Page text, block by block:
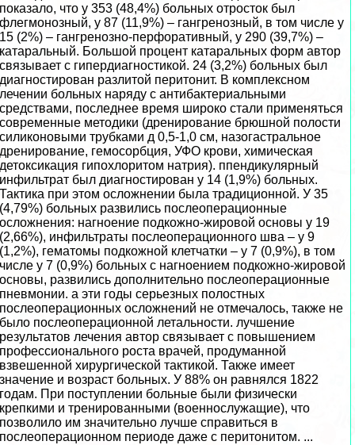
показало, что у 353 (48,4%) больных отросток был
флегмонозный, у 87 (11,9%) – гангренозный, в том числе у
15 (2%) – гангренозно-перфоративный, у 290 (39,7%) –
катаральный. Большой процент катаральных форм автор
связывает с гипердиагностикой. 24 (3,2%) больных был
диагностирован разлитой перитонит. В комплексном
лечении больных наряду с антибактериальными
средствами, последнее время широко стали применяться
современные методики (дренирование брюшной полости
силиконовыми трубками д 0,5-1,0 см, назогастральное
дренирование, гемосорбция, УФО крови, химическая
детоксикация гипохлоритом натрия). ппендикулярный
инфильтрат был диагностирован у 14 (1,9%) больных.
Тактика при этом осложнении была традиционной. У 35
(4,79%) больных развились послеоперационные
осложнения: нагноение подкожно-жировой основы у 19
(2,66%), инфильтраты послеоперационного шва – у 9
(1,2%), гематомы подкожной клетчатки – у 7 (0,9%), в том
числе у 7 (0,9%) больных с нагноением подкожно-жировой
основы, развились дополнительно послеоперационные
пневмонии. а эти годы серьезных полостных
послеоперационных осложнений не отмечалось, также не
было послеоперационной летальности. лучшение
результатов лечения автор связывает с повышением
профессионального роста врачей, продуманной
взвешенной хирургической тактикой. Также имеет
значение и возраст больных. У 88% он равнялся 1822
годам. При поступлении больные были физически
крепкими и тренированными (военнослужащие), что
позволило им значительно лучше справиться в
послеоперационном периоде даже с перитонитом. ...